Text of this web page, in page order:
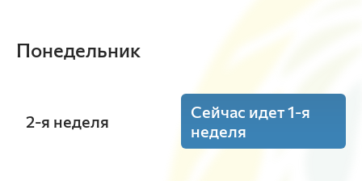
Понедельник
2-я неделя
Сейчас идет 1-я
неделя